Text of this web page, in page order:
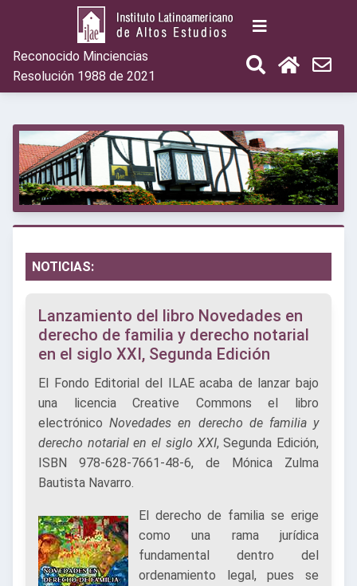
Reconocido Minciencias
Resolución 1988 de 2021
NOTICIAS:
Lanzamiento del libro Novedades en
derecho de familia y derecho notarial
en el siglo XXI, Segunda Edición
El Fondo Editorial del ILAE acaba de lanzar bajo
una licencia Creative Commons el libro
electrónicoNovedades en derecho de familia y
derecho notarial en el siglo XXI, Segunda Edición,
ISBN 978-628-7661-48-6, de Mónica Zulma
Bautista Navarro.
El derecho de familia se erige
como una rama jurídica
fundamental dentro del
ordenamiento legal, pues se